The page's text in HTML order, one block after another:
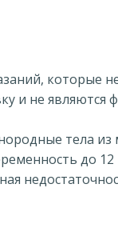
которые
и не
тела из
до